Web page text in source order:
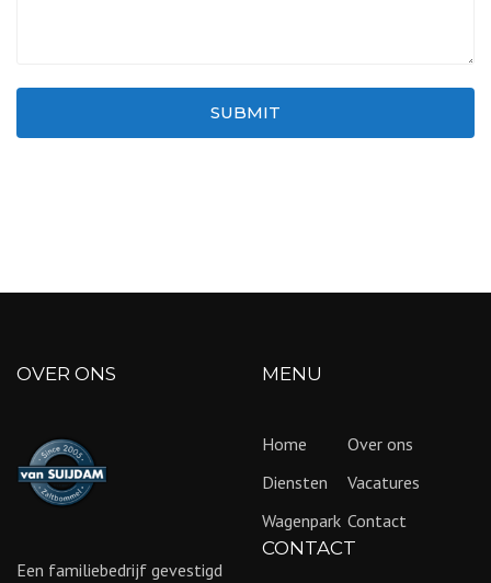
SUBMIT
OVER ONS
Een familiebedrijf gevestigd
MENU
Home
Over ons
Diensten
Vacatures
Wagenpark Contact
CONTACT